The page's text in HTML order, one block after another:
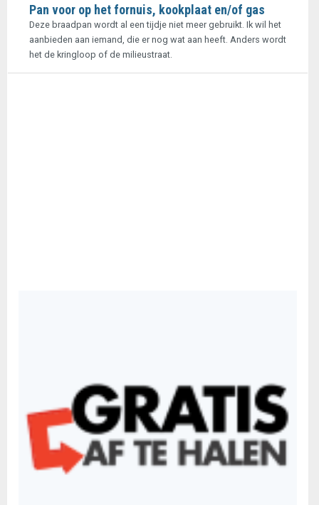
Pan voor op het fornuis, kookplaat en/of gas
Deze braadpan wordt al een tijdje niet meer gebruikt. Ik wil het
aanbieden aan iemand, die er nog wat aan heeft. Anders wordt
het de kringloop of de milieustraat.